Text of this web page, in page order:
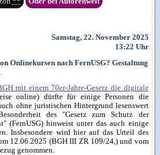
Samstag, 22. November 2025
13:22 Uhr
Onlinekursen nach FernUSG? Gestaltung
mit einem 70er-Jahre-Gesetz die digitale
online) dürfte für einige Personen die
ohne juristischen Hintergrund lesenswert
des "Gesetz zum Schutz der
(FernUSG) hinweist unter das auch einige
Insbesondere wird hier auf das Urteil des
12.06.2025 (BGH III ZR 109/24,) und vom
genommen.